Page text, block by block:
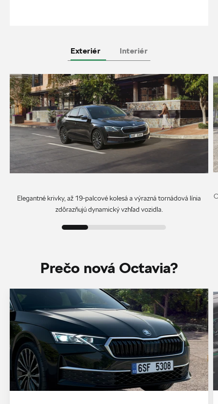
Exteriér Interiér
Elegantné krivky, až 19-palcové kolesá a výrazná tornádová línia
zdôrazňujú dynamický vzhľad vozidla.
Prečo nová Octavia?